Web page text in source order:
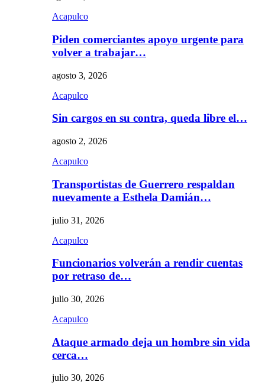
Acapulco
Piden comerciantes apoyo urgente para
volver a trabajar…
agosto 3, 2026
Acapulco
Sin cargos en su contra, queda libre el…
agosto 2, 2026
Acapulco
Transportistas de Guerrero respaldan
nuevamente a Esthela Damián…
julio 31, 2026
Acapulco
Funcionarios volverán a rendir cuentas
por retraso de…
julio 30, 2026
Acapulco
Ataque armado deja un hombre sin vida
cerca…
julio 30, 2026